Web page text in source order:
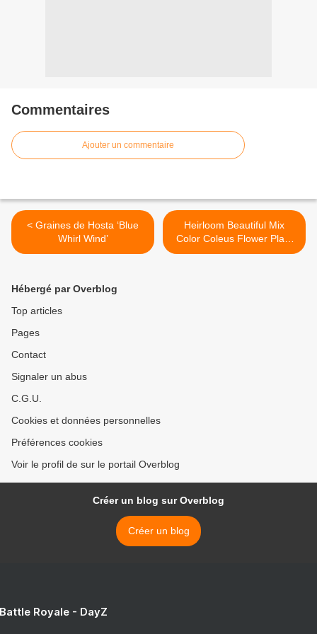
Commentaires
Ajouter un commentaire
< Graines de Hosta ‘Blue
Whirl Wind’
Heirloom Beautiful Mix
Color Coleus Flower Plant
Seeds : une explosion de
Hébergé par Overblog
Top articles
Pages
Contact
Signaler un abus
C.G.U.
Cookies et données personnelles
Préférences cookies
Voir le profil de sur le portail Overblog
Créer un blog sur Overblog
Créer un blog
Royale - DayZ